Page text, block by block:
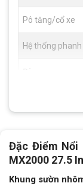
Pô tăng/cổ xe
Hệ thống
Vành xe
Tay đề
Đặc Điểm Nổi
MX2000 27.5
Khung sườn